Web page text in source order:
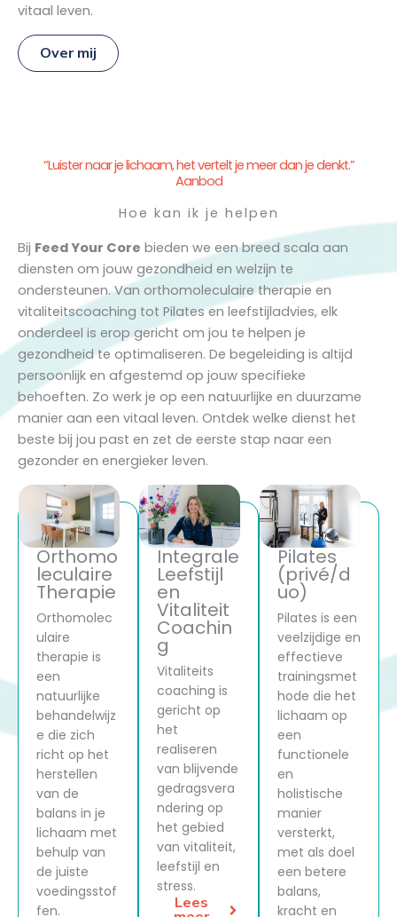
vitaal leven.
Over mij
“Luister naar je lichaam, het vertelt je meer dan je denkt.”
Aanbod
Hoe kan ik je helpen
Bij Feed Your Core bieden we een breed scala aan
diensten om jouw gezondheid en welzijn te
ondersteunen. Van orthomoleculaire therapie en
vitaliteitscoaching tot Pilates en leefstijladvies, elk
onderdeel is erop gericht om jou te helpen je
gezondheid te optimaliseren. De begeleiding is altijd
persoonlijk en afgestemd op jouw specifieke
behoeften. Zo werk je op een natuurlijke en duurzame
manier aan een vitaal leven. Ontdek welke dienst het
beste bij jou past en zet de eerste stap naar een
gezonder en energieker leven.
Orthomo
leculaire
Therapie
Orthomolec
ulaire
therapie is
een
natuurlijke
behandelwijz
e die zich
richt op het
herstellen
van de
balans in je
lichaam met
behulp van
de juiste
voedingsstof
fen.
Integrale
Leefstijl
en
Vitaliteit
Coachin
g
Vitaliteits
coaching is
gericht op
het
realiseren
van blijvende
gedragsvera
ndering op
het gebied
van vitaliteit,
leefstijl en
stress.
Lees
Pilates
(privé/d
uo)
Pilates is een
veelzijdige en
effectieve
trainingsmet
hode die het
lichaam op
een
functionele
en
holistische
manier
versterkt,
met als doel
een betere
balans,
kracht en